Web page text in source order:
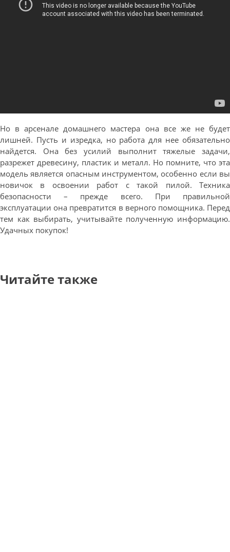
Но в арсенале домашнего мастера она все же не будет
лишней. Пусть и изредка, но работа для нее обязательно
найдется. Она без усилий выполнит тяжелые задачи,
разрежет древесину, пластик и металл. Но помните, что эта
модель является опасным инструментом, особенно если вы
новичок в освоении работ с такой пилой. Техника
безопасности – прежде всего. При правильной
эксплуатации она превратится в верного помощника. Перед
тем как выбирать, учитывайте полученную информацию.
Удачных покупок!
Читайте также